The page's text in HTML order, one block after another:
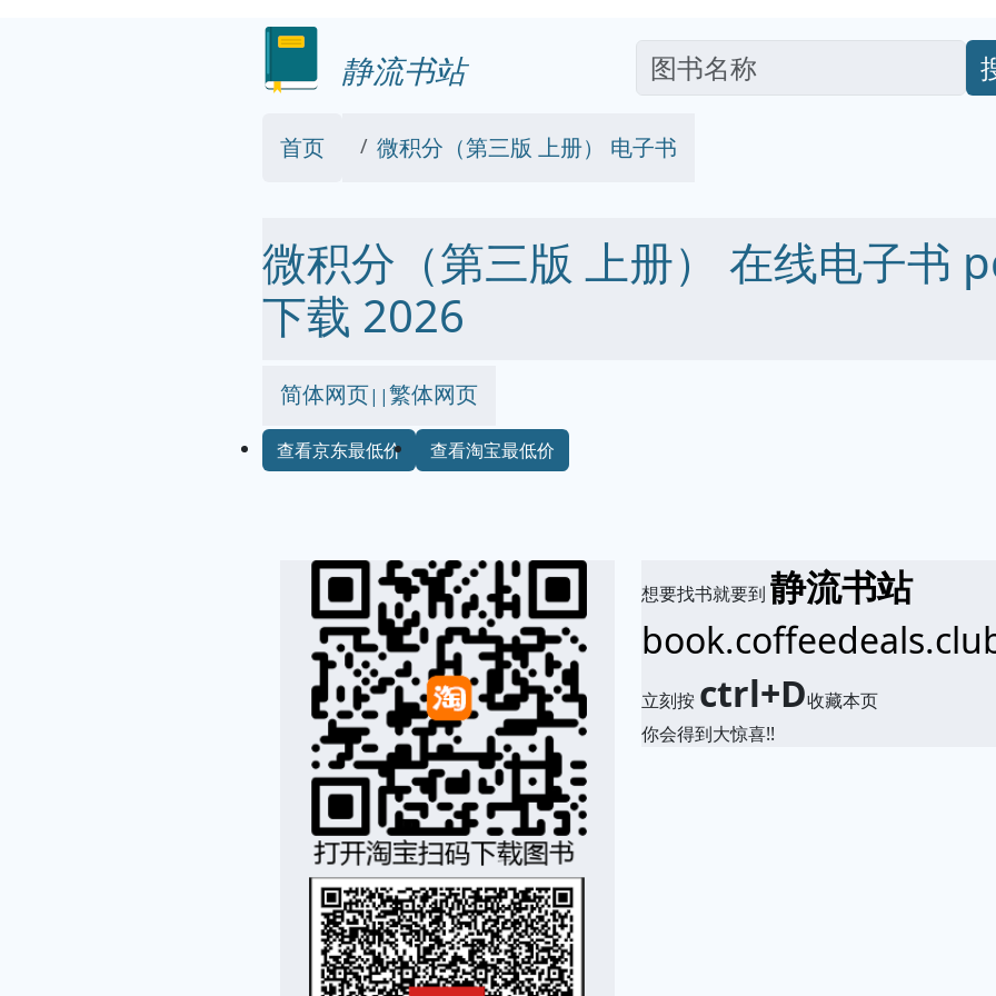
静流书站
首页 微积分（第三版 上册） 电子书
微积分（第三版 上册） 在线电子书
下载 2026
简体网页||繁体网页
查看京东最低价 查看淘宝最低价
想要找书就要到静流书站
立刻按 ctrl+D收藏本页
你会得到大惊喜!!